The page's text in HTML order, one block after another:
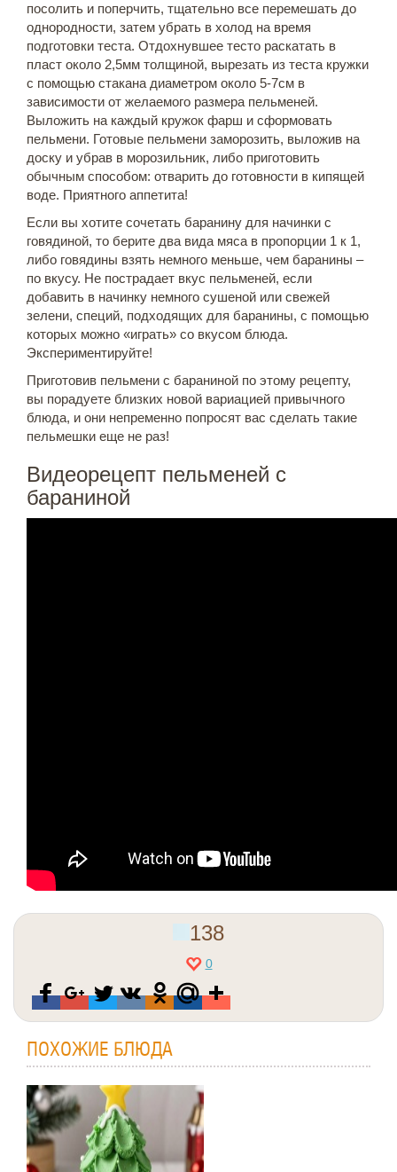
посолить и поперчить, тщательно все перемешать до
однородности, затем убрать в холод на время
подготовки теста. Отдохнувшее тесто раскатать в
пласт около 2,5мм толщиной, вырезать из теста кружки
с помощью стакана диаметром около 5-7см в
зависимости от желаемого размера пельменей.
Выложить на каждый кружок фарш и сформовать
пельмени. Готовые пельмени заморозить, выложив на
доску и убрав в морозильник, либо приготовить
обычным способом: отварить до готовности в кипящей
воде. Приятного аппетита!
Если вы хотите сочетать баранину для начинки с
говядиной, то берите два вида мяса в пропорции 1 к 1,
либо говядины взять немного меньше, чем баранины –
по вкусу. Не пострадает вкус пельменей, если
добавить в начинку немного сушеной или свежей
зелени, специй, подходящих для баранины, с помощью
которых можно «играть» со вкусом блюда.
Экспериментируйте!
Приготовив пельмени с бараниной по этому рецепту,
вы порадуете близких новой вариацией привычного
блюда, и они непременно попросят вас сделать такие
пельмешки еще не раз!
Видеорецепт пельменей с
бараниной
138
0
ПОХОЖИЕ БЛЮДА